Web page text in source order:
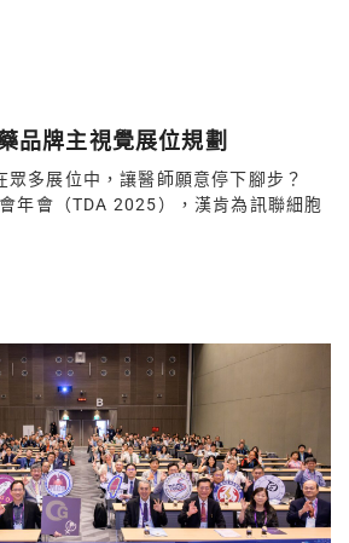
品牌主視覺展位規劃
眾多展位中，讓醫師願意停下腳步？
年會（TDA 2025），漢肯為訊聯細胞